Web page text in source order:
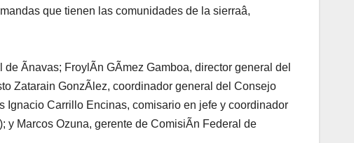
que tienen las comunidades de la sierraâ,
Ãnavas; FroylÃn GÃmez Gamboa, director general del
Zatarain GonzÃlez, coordinador general del Consejo
Ignacio Carrillo Encinas, comisario en jefe y coordinador
Marcos Ozuna, gerente de ComisiÃn Federal de